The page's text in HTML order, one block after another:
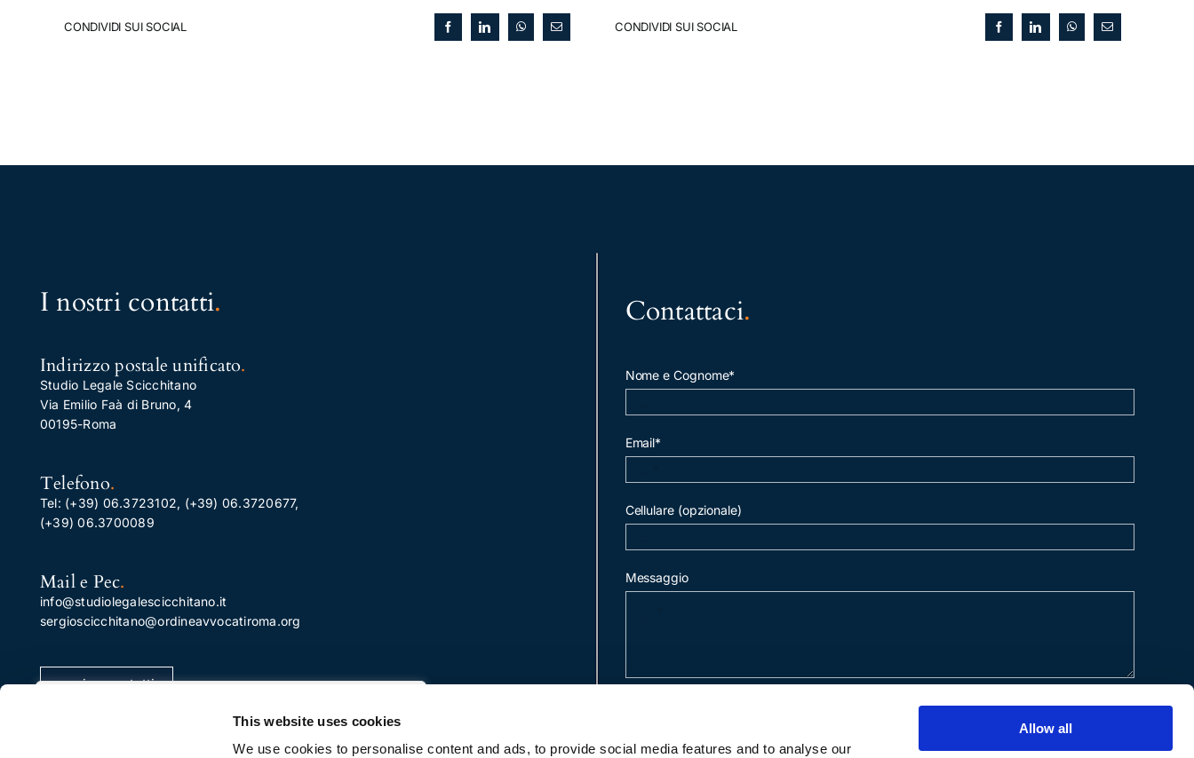
This website uses cookies
We use cookies to personalise content and ads, to provide social media features and to analyse our
Allow all
Utilizziamo i cookie per migliorare la tua esperienza di
CONDIVIDI SUI SOCIAL CONDIVIDI SUI SOCIAL
I nostri contatti.
Indirizzo postale unificato.
Studio Legale Scicchitano
Via Emilio Faà di Bruno, 4
00195-Roma
Telefono.
Tel: (+39) 06.3723102, (+39) 06.3720677,
(+39) 06.3700089
Mail e Pec.
info@studiolegalescicchitano.it
sergioscicchitano@ordineavvocatiroma.org
pagina contatti
Contattaci.
Nome e Cognome*
Email*
Cellulare (opzionale)
Messaggio